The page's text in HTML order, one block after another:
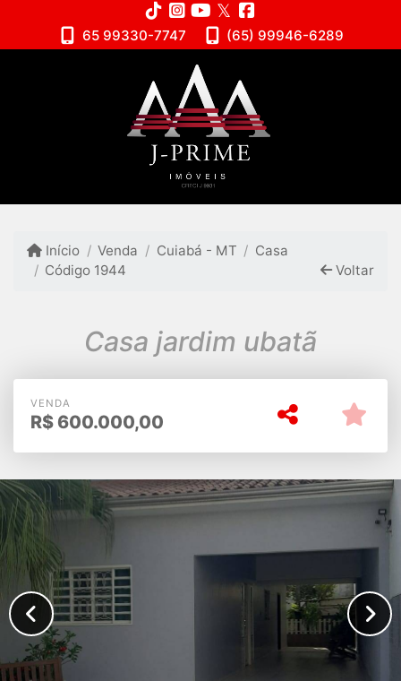
65 99330-7747 (65) 99946-6289
Início Venda Cuiabá - MT
Casa
Código 1944
Voltar
Casa jardim ubatã
VENDA
R$ 600.000,00